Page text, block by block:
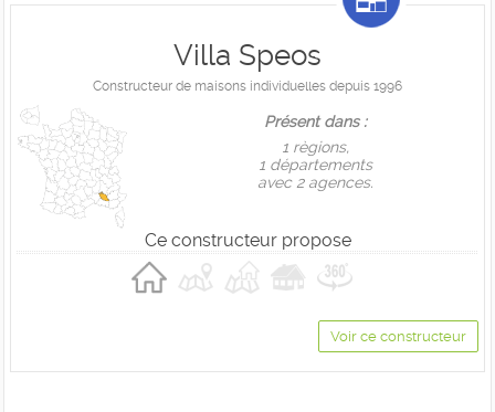
Villa Speos
Constructeur de maisons individuelles depuis 1996
Présent dans :
1 règions,
1 départements
avec 2 agences.
Ce constructeur propose
Voir ce constructeur